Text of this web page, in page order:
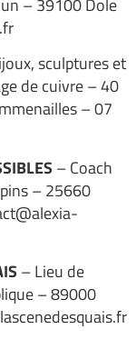
sculptures et
de cuivre – 40
– 07
– Coach
– 25660
– Lieu de
– 89000